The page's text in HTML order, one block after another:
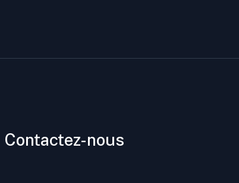
Contactez-nous